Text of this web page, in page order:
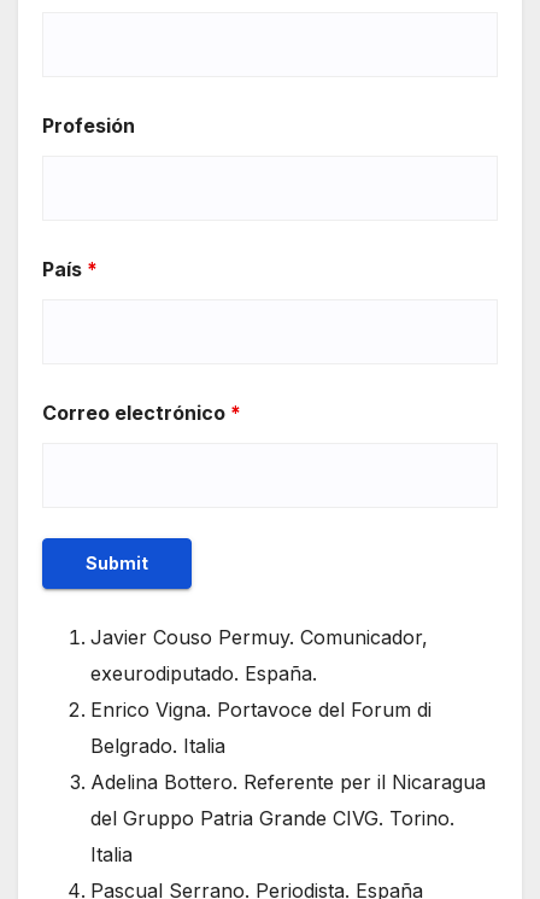
Profesión
País *
Correo electrónico *
Javier Couso Permuy. Comunicador,
exeurodiputado. España.
Enrico Vigna. Portavoce del Forum di
Belgrado. Italia
Adelina Bottero. Referente per il Nicaragua
del Gruppo Patria Grande CIVG. Torino.
Italia
Pascual Serrano. Periodista. España